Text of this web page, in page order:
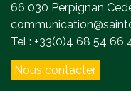
66 030 Perpignan
Tel : +33(0)4 68 54 66
Nous contacter